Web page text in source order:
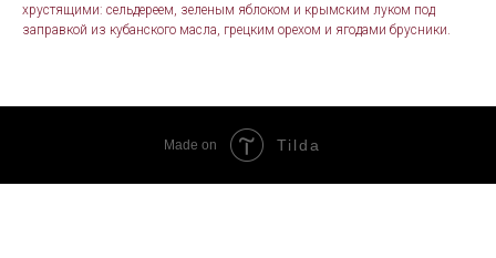
хрустящими: сельдереем, зеленым яблоком и крымским луком под
заправкой из кубанского масла, грецким орехом и ягодами брусники.
Made on Tilda